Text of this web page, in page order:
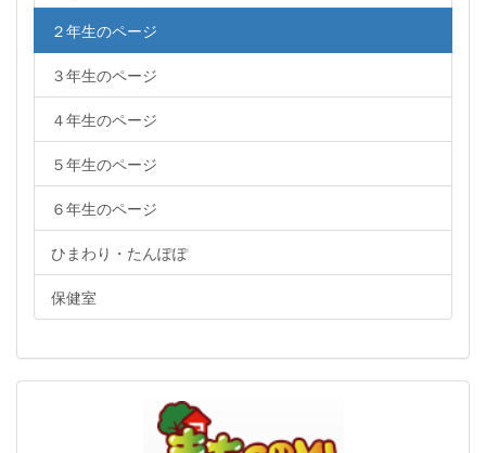
２年生のページ
３年生のページ
４年生のページ
５年生のページ
６年生のページ
ひまわり・たんぽぽ
保健室